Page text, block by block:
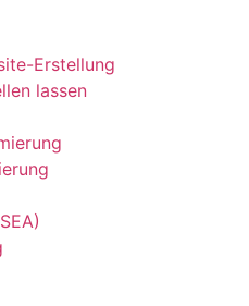
Erstellung
lassen